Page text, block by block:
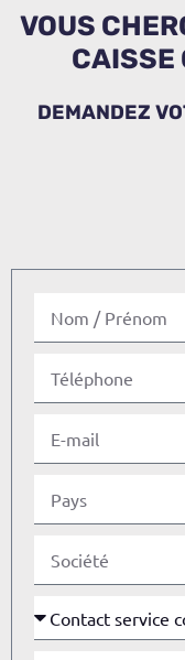
VOUS
CAISSE
DEMANDEZ